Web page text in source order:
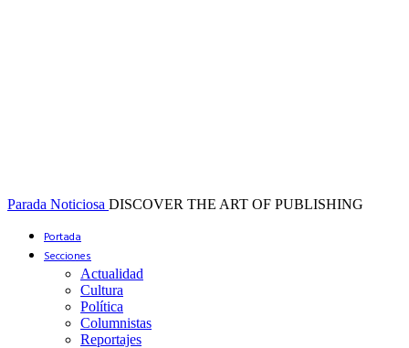
Parada Noticiosa DISCOVER THE ART OF PUBLISHING
Portada
Secciones
Actualidad
Cultura
Política
Columnistas
Reportajes